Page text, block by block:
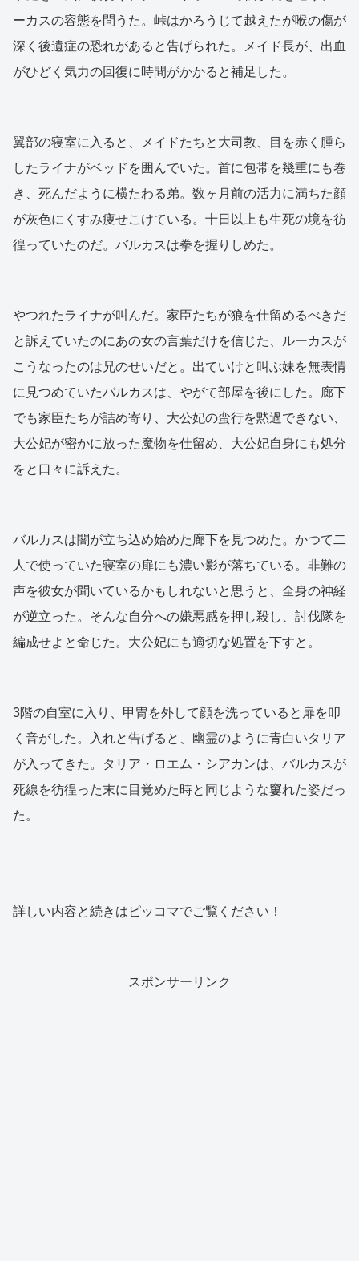
ーカスの容態を問うた。峠はかろうじて越えたが喉の傷が
深く後遺症の恐れがあると告げられた。メイド長が、出血
がひどく気力の回復に時間がかかると補足した。
翼部の寝室に入ると、メイドたちと大司教、目を赤く腫ら
したライナがベッドを囲んでいた。首に包帯を幾重にも巻
き、死んだように横たわる弟。数ヶ月前の活力に満ちた顔
が灰色にくすみ痩せこけている。十日以上も生死の境を彷
徨っていたのだ。バルカスは拳を握りしめた。
やつれたライナが叫んだ。家臣たちが狼を仕留めるべきだ
と訴えていたのにあの女の言葉だけを信じた、ルーカスが
こうなったのは兄のせいだと。出ていけと叫ぶ妹を無表情
に見つめていたバルカスは、やがて部屋を後にした。廊下
でも家臣たちが詰め寄り、大公妃の蛮行を黙過できない、
大公妃が密かに放った魔物を仕留め、大公妃自身にも処分
をと口々に訴えた。
バルカスは闇が立ち込め始めた廊下を見つめた。かつて二
人で使っていた寝室の扉にも濃い影が落ちている。非難の
声を彼女が聞いているかもしれないと思うと、全身の神経
が逆立った。そんな自分への嫌悪感を押し殺し、討伐隊を
編成せよと命じた。大公妃にも適切な処置を下すと。
3階の自室に入り、甲冑を外して顔を洗っていると扉を叩
く音がした。入れと告げると、幽霊のように青白いタリア
が入ってきた。タリア・ロエム・シアカンは、バルカスが
死線を彷徨った末に目覚めた時と同じような窶れた姿だっ
た。
詳しい内容と続きはピッコマでご覧ください！
スポンサーリンク